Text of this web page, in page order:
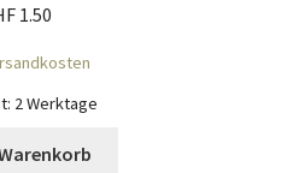
1.50
2 Werktage